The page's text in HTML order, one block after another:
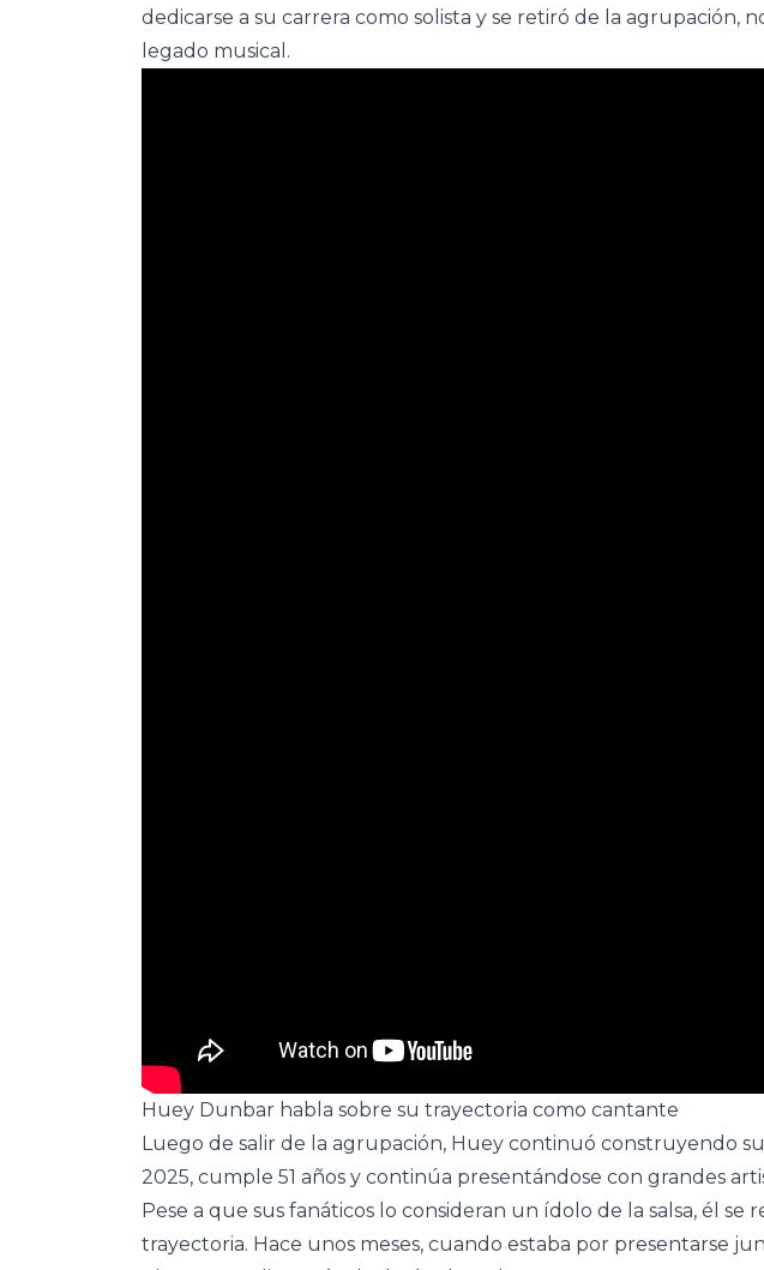
dedicarse a su carrera como solista y se retiró de la agrupación,
legado musical.
Huey Dunbar habla sobre su trayectoria como cantante
Luego de salir de la agrupación, Huey continuó construyendo su
2025, cumple 51 años y continúa presentándose con grandes
Pese a que sus fanáticos lo consideran un ídolo de la salsa, él se
trayectoria. Hace unos meses, cuando estaba por presentarse